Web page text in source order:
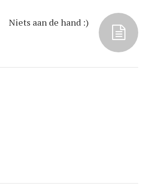
Niets aan de hand :)